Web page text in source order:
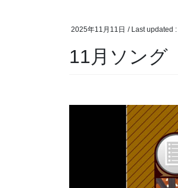
2025年11月11日 / Last updated :
11月ソング